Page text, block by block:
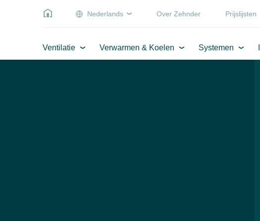
Nederlands Over Zehnder Prijslijsten
Ventilatie Verwarmen & Koelen Systemen